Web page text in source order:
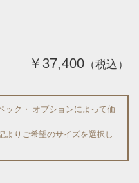
￥37,400 （税込）
ック・ オプションによって価
よりご希望のサイズを選択し